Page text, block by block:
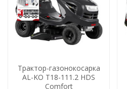
Трактор-газонокосарка
AL-KO T18-111.2 HDS
Comfort